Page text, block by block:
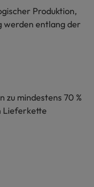
Produktion,
werden entlang der
mindestens 70 %
Lieferkette